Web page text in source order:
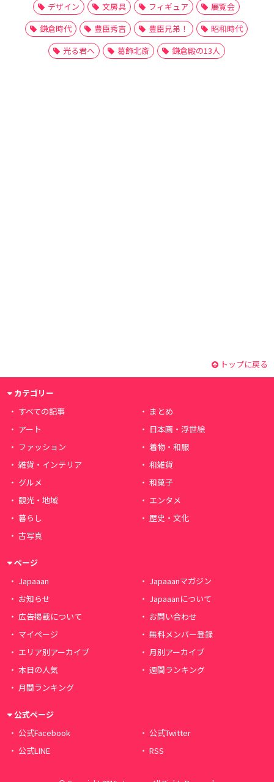
デザイン
文房具 フィギュア
展覧会
鎌倉時代
豊臣秀吉 豊臣兄弟！
昭和時代
光る君へ
葛飾北斎 鎌倉殿の13人
トップに戻る
カテゴリー
すべての記事
まとめ
アート
日本画・浮世絵
ファッション
着物・和服
雑貨・インテリア
和雑貨
グルメ
和菓子
観光・地域
エンタメ
暮らし
歴史・文化
古写真
ページ
Japaaan
Japaaanマガジン
お知らせ
Japaaanについて
広告掲載について
お問い合わせ
マイページ
無料メンバー登録
エリア別アーカイブ
月別アーカイブ
本日の人気
週間ランキング
月間ランキング
公式ページ
公式Facebook
公式Twitter
公式LINE
RSS